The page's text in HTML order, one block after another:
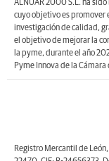
ALNUAR 2000 S.L. ha
cuyo objetivo es promover
investigación de calidad,
el objetivo de mejorar la
la pyme, durante el año
Pyme Innova de la
Registro Mercantil de